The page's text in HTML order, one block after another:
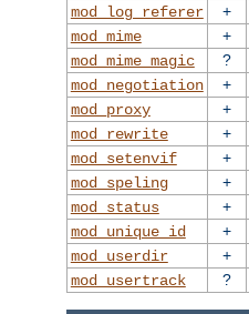
mod_log_referer
+
mod_mime
+
mod_mime_magic
?
mod_negotiation
+
mod_proxy
+
mod_rewrite
+
mod_setenvif
+
mod_speling
+
mod_status
+
mod_unique_id
+
mod_userdir
+
mod_usertrack
?